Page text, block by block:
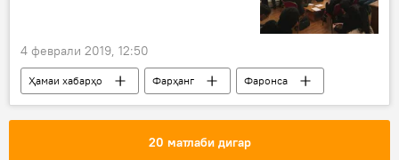
4 феврали 2019, 12:50
Ҳамаи хабарҳо Фарҳанг
Фаронса
афкор
шаби шеър
Дар Тоҷикистон
20 матлаби дигар